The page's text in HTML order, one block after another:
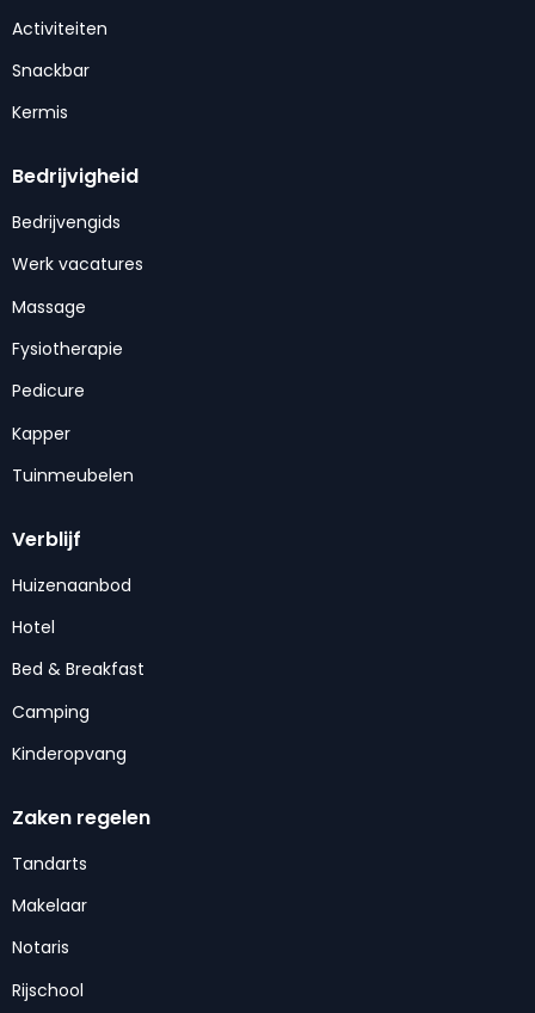
Activiteiten
Snackbar
Kermis
Bedrijvigheid
Bedrijvengids
Werk vacatures
Massage
Fysiotherapie
Pedicure
Kapper
Tuinmeubelen
Verblijf
Huizenaanbod
Hotel
Bed & Breakfast
Camping
Kinderopvang
Zaken regelen
Tandarts
Makelaar
Notaris
Rijschool